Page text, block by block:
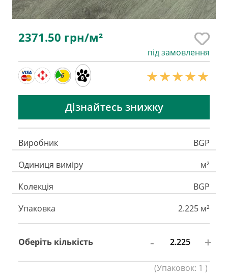
2371.50 грн/м²
під замовлення
6
Дізнайтесь знижку
Виробник
BGP
Одиниця виміру
м²
Колекція
BGP
Упаковка
2.225 м²
Оберіть кількість - +
(Упаковок: 1 )